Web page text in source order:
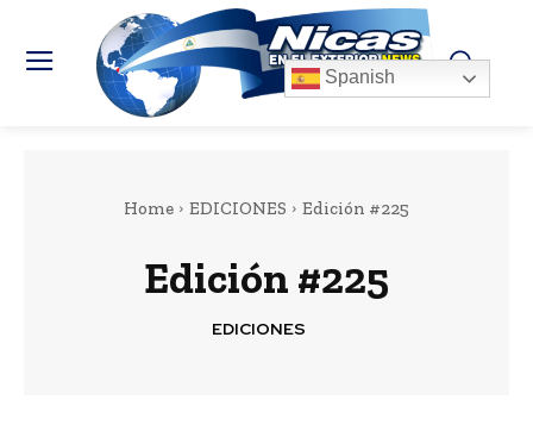
Home EDICIONES Edición #225
Edición #225
EDICIONES
Spanish